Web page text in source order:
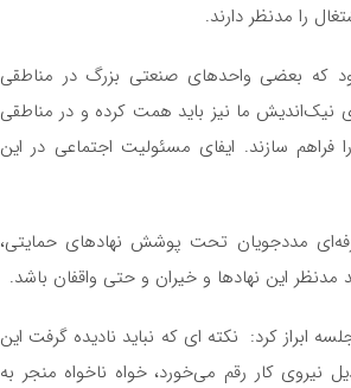
را مدنظر دارند.
که بعضی واحدهای صنعتی بزرگ در مناطقی
نیک‌اندیش ما نیز باید همت کرده و در مناطقی
سازند. ایفای مسئولیت اجتماعی در این
مددجویان تحت پوشش نهادهای حمایتی،
این نهادها و خیران و حتی واقفان باشد.
ابراز کرد: نکته ای که نباید نادیده گرفت این
کار رقم می‌خورد، خواه ناخواه منجر به